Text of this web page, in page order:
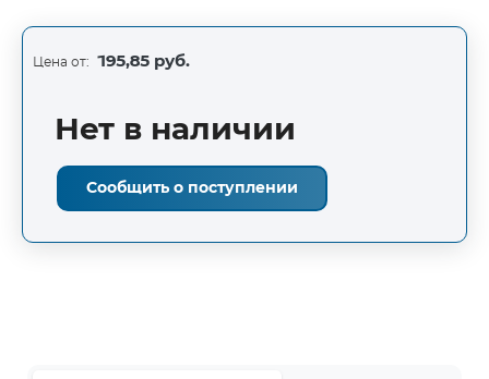
Цена от: 195,85 руб.
Нет в наличии
Сообщить о поступлении